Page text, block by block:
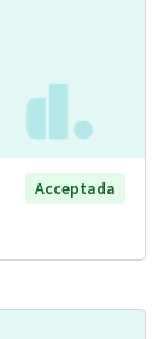
Acceptada